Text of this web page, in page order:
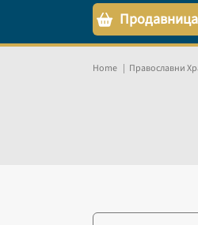
Продавница
Home Православни